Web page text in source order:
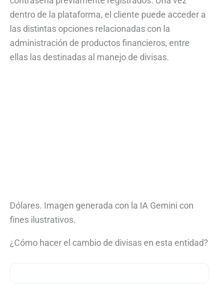
dentro de la plataforma, el cliente puede acceder a
las distintas opciones relacionadas con la
administración de productos financieros, entre
ellas las destinadas al manejo de divisas.
Dólares. Imagen generada con la IA Gemini con
fines ilustrativos.
¿Cómo hacer el cambio de divisas en esta entidad?